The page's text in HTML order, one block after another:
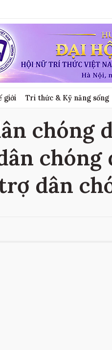
giới Tri thức & Kỹ năng sống
chóng
dân